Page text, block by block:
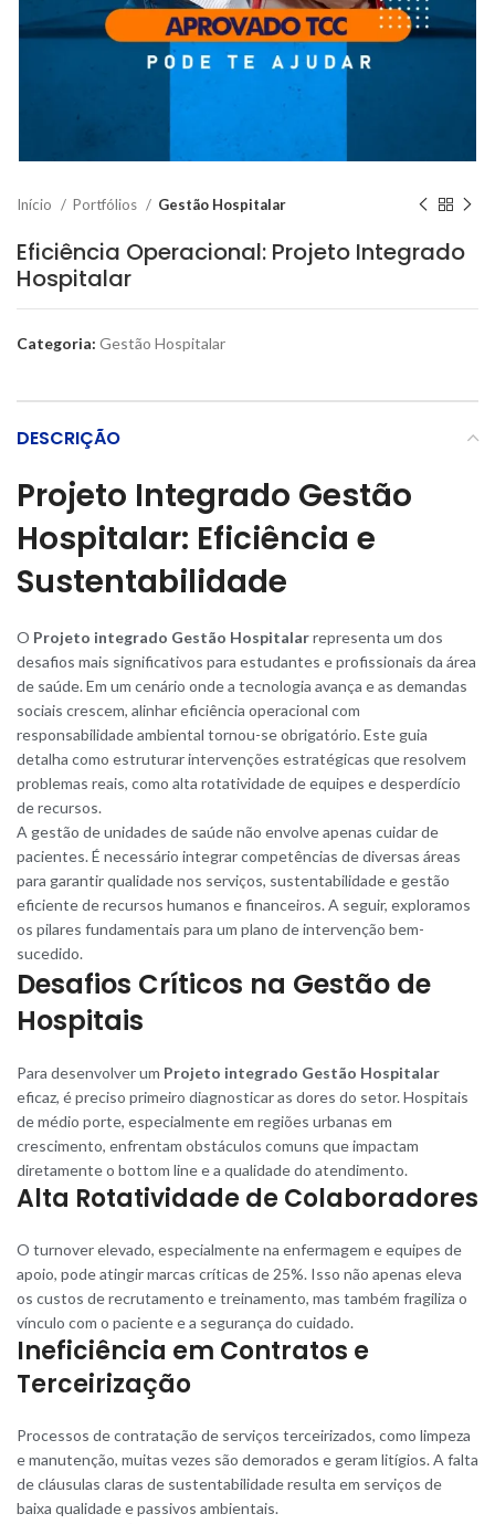
Início Portfólios Gestão Hospitalar
Eficiência Operacional: Projeto Integrado
Hospitalar
Categoria: Gestão Hospitalar
DESCRIÇÃO
Projeto Integrado Gestão
Hospitalar: Eficiência e
Sustentabilidade
O Projeto integrado Gestão Hospitalarrepresenta um dos
desafios mais significativos para estudantes e profissionais da área
de saúde. Em um cenário onde a tecnologia avança e as demandas
sociais crescem, alinhar eficiência operacional com
responsabilidade ambiental tornou-se obrigatório. Este guia
detalha como estruturar intervenções estratégicas que resolvem
problemas reais, como alta rotatividade de equipes e desperdício
de recursos.
A gestão de unidades de saúde não envolve apenas cuidar de
pacientes. É necessário integrar competências de diversas áreas
para garantir qualidade nos serviços, sustentabilidade e gestão
eficiente de recursos humanos e financeiros. A seguir, exploramos
os pilares fundamentais para um plano de intervenção bem-
sucedido.
Desafios Críticos na Gestão de
Hospitais
Para desenvolver um Projeto integrado Gestão Hospitalar
eficaz, é preciso primeiro diagnosticar as dores do setor. Hospitais
de médio porte, especialmente em regiões urbanas em
crescimento, enfrentam obstáculos comuns que impactam
diretamente o bottom line e a qualidade do atendimento.
Alta Rotatividade de Colaboradores
O turnover elevado, especialmente na enfermagem e equipes de
apoio, pode atingir marcas críticas de 25%. Isso não apenas eleva
os custos de recrutamento e treinamento, mas também fragiliza o
vínculo com o paciente e a segurança do cuidado.
Ineficiência em Contratos e
Terceirização
Processos de contratação de serviços terceirizados, como limpeza
e manutenção, muitas vezes são demorados e geram litígios. A falta
de cláusulas claras de sustentabilidade resulta em serviços de
baixa qualidade e passivos ambientais.